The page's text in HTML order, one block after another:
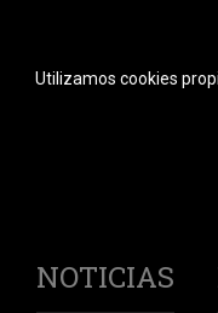
NOTICIAS
Utilizamos cookies